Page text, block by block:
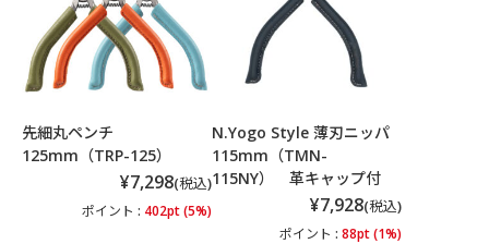
先細丸ペンチ
125mm（TRP-125）
¥7,298(税込)
ポイント : 402pt (5%)
N.Yogo Style 薄刃ニッパ
115mm（TMN-
115NY） 革キャップ付
¥7,928(税込)
ポイント : 88pt (1%)